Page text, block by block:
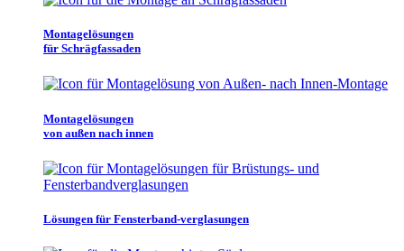
Montagelösungen
für Schrägfassaden
Montagelösungen
von außen nach innen
Lösungen für Fensterband-verglasungen